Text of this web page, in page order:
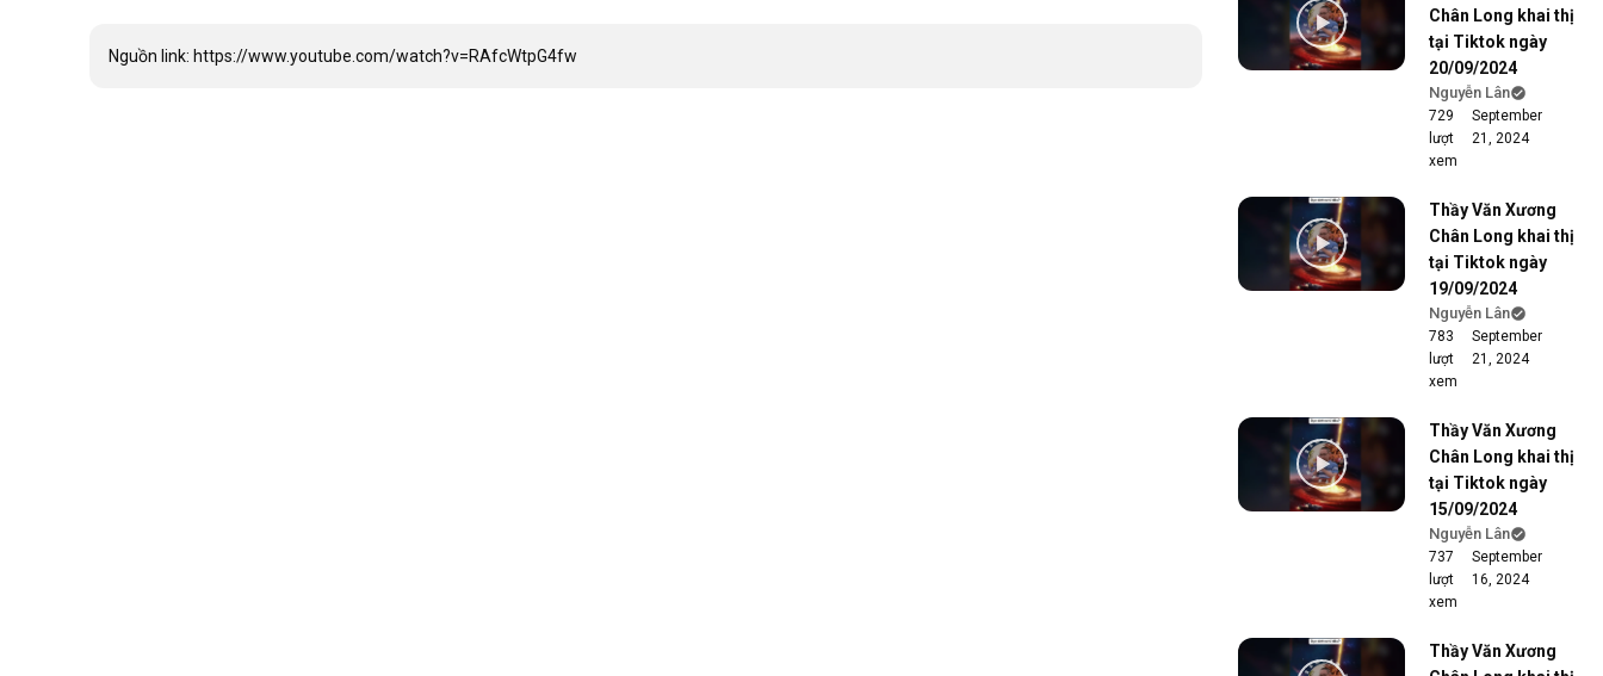
Nguồn link: https://www.youtube.com/watch?v=RAfcWtpG4fw
Chân Long khai thị
tại Tiktok ngày
20/09/2024
Nguyễn Lân
729
lượt
xem
September
21, 2024
Thầy Văn Xương
Chân Long khai thị
tại Tiktok ngày
19/09/2024
Nguyễn Lân
783
lượt
xem
September
21, 2024
Thầy Văn Xương
Chân Long khai thị
tại Tiktok ngày
15/09/2024
Nguyễn Lân
737
lượt
xem
September
16, 2024
Thầy Văn Xương